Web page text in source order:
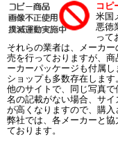
コピ
米国
悪徳
って
それらの業者は、メーカ
売を行っておりますが、
ーカーパッケージも付属
ショップも多数存在します
他のサイトで、同じ写真
名の記載がない場合、サ
が高くなりますので、購入
弊社では、各メーカーと
ております。